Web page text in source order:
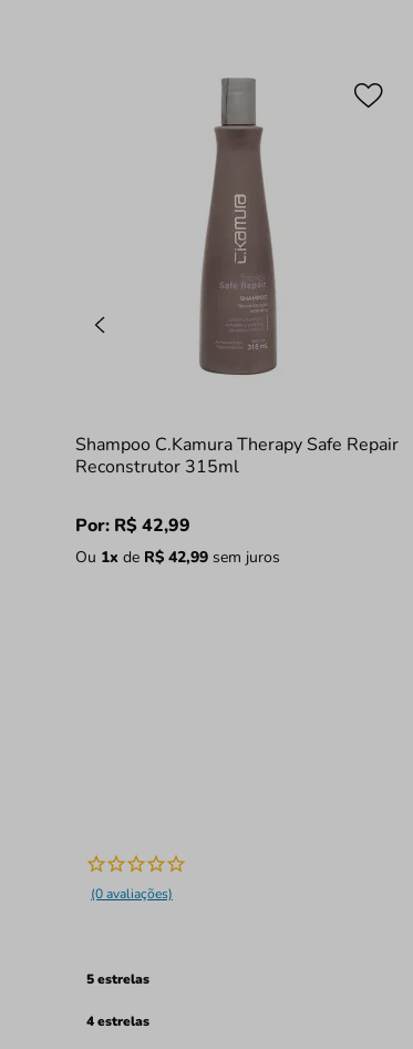
Shampoo C.Kamura Therapy Safe Repair
Reconstrutor 315ml
Por: R$ 42,99
Ou 1x de R$ 42,99sem juros
(0 avaliações)
5 estrelas
4 estrelas